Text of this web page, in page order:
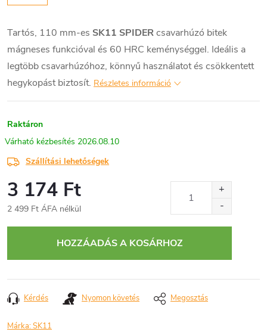
Tartós, 110 mm-es SK11 SPIDERcsavarhúzó bitek
mágneses funkcióval és 60 HRC keménységgel. Ideális a
legtöbb csavarhúzóhoz, könnyű használatot és csökkentett
hegykopást biztosít. Részletes információ
Raktáron
2026.08.10
Szállítási lehetőségek
3 174 Ft
2 499 Ft ÁFA nélkül
HOZZÁADÁS A KOSÁRHOZ
Kérdés Nyomon követés Megosztás
Márka:SK11